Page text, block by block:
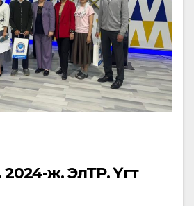
ж. ЭлТР. Үгүт